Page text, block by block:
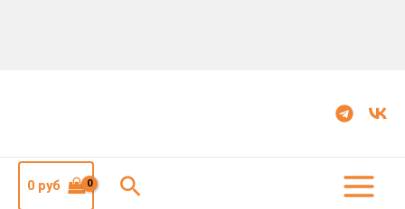
0руб Поиск